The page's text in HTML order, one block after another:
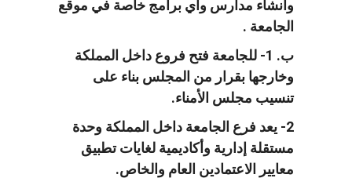
وانشاء مدارس وأي برامج خاصة في موقع
الجامعة .
ب. 1- للجامعة فتح فروع داخل المملكة
وخارجها بقرار من المجلس بناء على
تنسيب مجلس الأمناء.
2- يعد فرع الجامعة داخل المملكة وحدة
مستقلة إدارية وأكاديمية لغايات تطبيق
معايير الاعتمادين العام والخاص.